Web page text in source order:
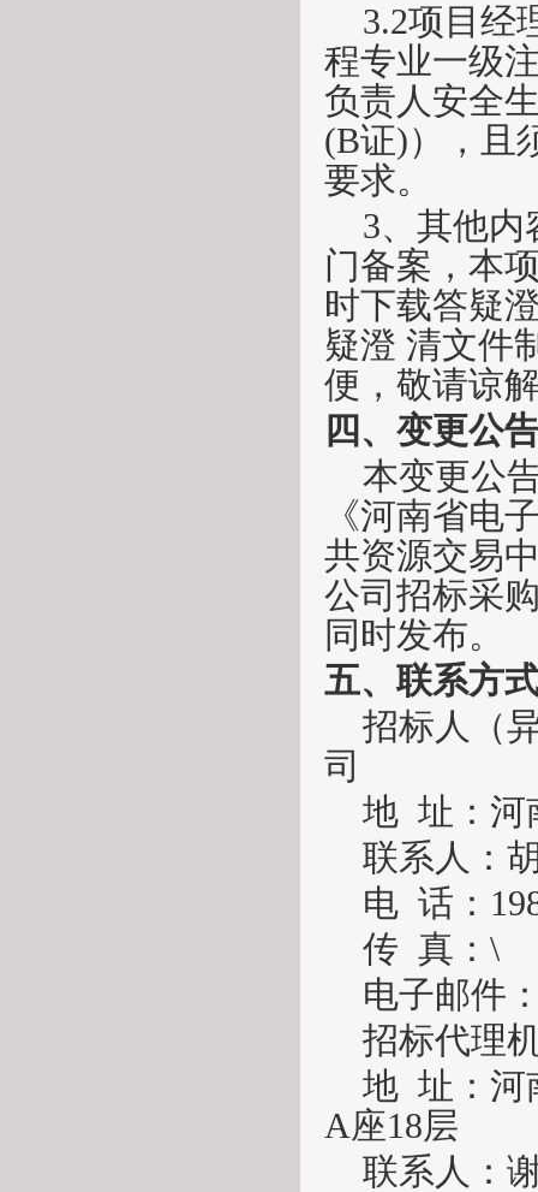
3.2项目经
程专业一级
负责人安全
(B证)），且
要求。
3、其他
门备案，本
时下载答疑
疑澄 清文件
便，敬请谅
四、变更公
本变更公
《河南省电
共资源交易
公司招标采
同时发布。
五、联系方
招标人（
司
地 址： 河
联系人：
电 话：
传 真： \
电子邮件
招标代理
地 址： 河
A座18层
联系人：